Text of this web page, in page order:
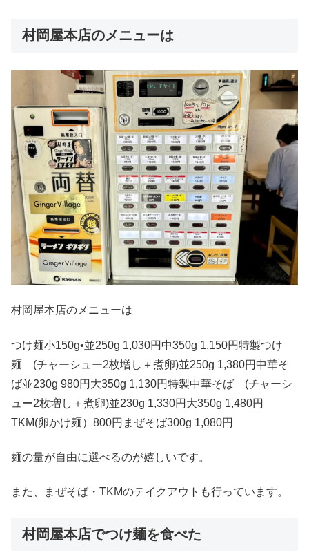
村岡屋本店のメニューは
村岡屋本店のメニューは
つけ麺小150g•並250g 1,030円中350g 1,150円特製つけ
麺 (チャーシュー2枚増し＋煮卵)並250g 1,380円中華そ
ば並230g 980円大350g 1,130円特製中華そば (チャーシ
ュー2枚増し＋煮卵)並230g 1,330円大350g 1,480円
TKM(卵かけ麺）800円まぜそば300g 1,080円
麺の量が自由に選べるのが嬉しいです。
また、まぜそば・TKMのテイクアウトも行っています。
村岡屋本店でつけ麺を食べた